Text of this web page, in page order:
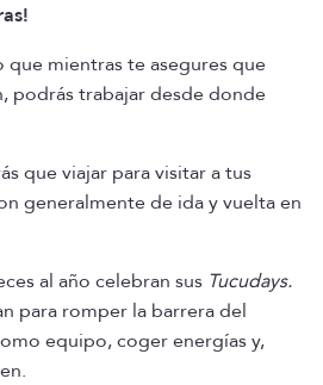
que mientras te asegures que
podrás trabajar desde donde
que viajar para visitar a tus
generalmente de ida y vuelta en
al año celebran sus Tucudays.
para romper la barrera del
equipo, coger energías y,